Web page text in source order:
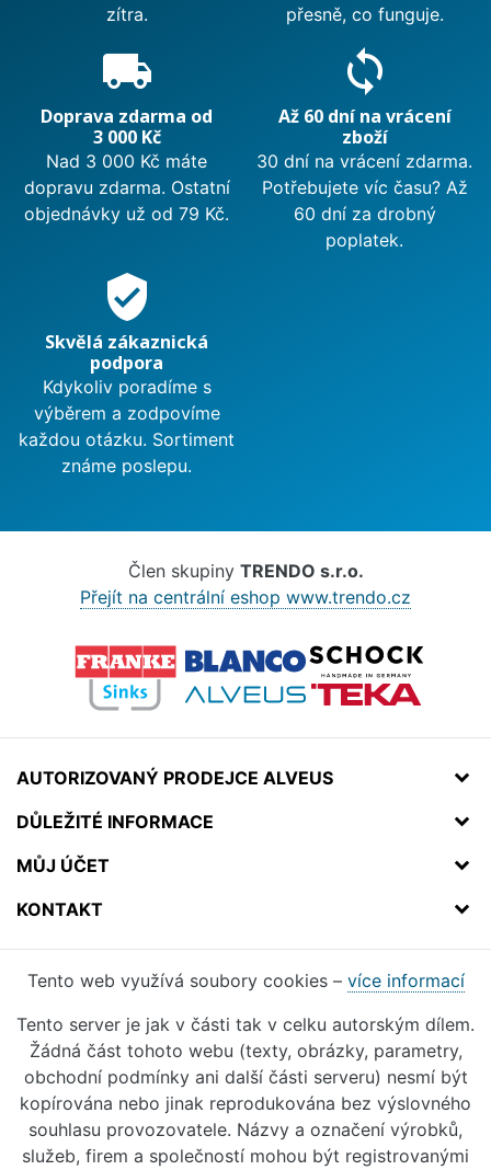
zítra.
přesně, co funguje.
local_shipping
Doprava zdarma od
3 000 Kč
Nad 3 000 Kč máte
dopravu zdarma. Ostatní
objednávky už od 79 Kč.
sync
Až 60 dní na vrácení
zboží
30 dní na vrácení zdarma.
Potřebujete víc času? Až
60 dní za drobný
poplatek.
verified_user
Skvělá zákaznická
podpora
Kdykoliv poradíme s
výběrem a zodpovíme
každou otázku. Sortiment
známe poslepu.
Člen skupiny TRENDO s.r.o.
Přejít na centrální eshop www.trendo.cz
AUTORIZOVANÝ PRODEJCE ALVEUS
DŮLEŽITÉ INFORMACE
MŮJ ÚČET
KONTAKT
Tento web využívá soubory cookies – více informací
Tento server je jak v části tak v celku autorským dílem.
Žádná část tohoto webu (texty, obrázky, parametry,
obchodní podmínky ani další části serveru) nesmí být
kopírována nebo jinak reprodukována bez výslovného
souhlasu provozovatele. Názvy a označení výrobků,
služeb, firem a společností mohou být registrovanými